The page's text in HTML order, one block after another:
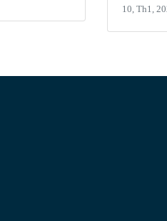
10, Th1,